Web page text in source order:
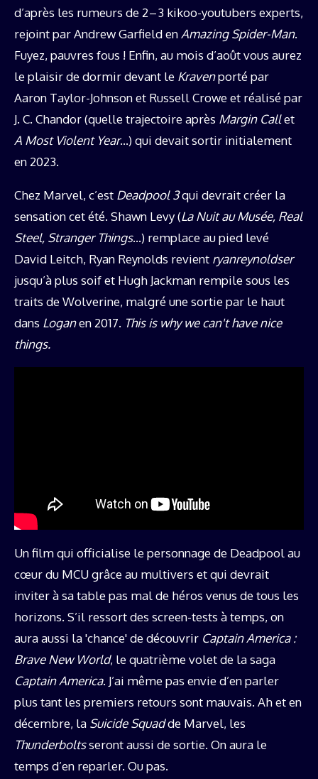
d’après les rumeurs de 2 – 3 kikoo-youtubers experts,
rejoint par Andrew Garfield enAmazing Spider-Man.
Fuyez, pauvres fous ! Enfin, au mois d’août vous aurez
le plaisir de dormir devant le Kravenporté par
Aaron Taylor-Johnson et Russell Crowe et réalisé par
J. C. Chandor (quelle trajectoire après Margin Callet
A Most Violent Year…) qui devait sortir initialement
en 2023.
Chez Marvel, c’est Deadpool 3qui devrait créer la
sensation cet été. Shawn Levy (La Nuit au Musée, Real
Steel, Stranger Things…) remplace au pied levé
David Leitch, Ryan Reynolds revient ryanreynoldser
jusqu’à plus soif et Hugh Jackman rempile sous les
traits de Wolverine, malgré une sortie par le haut
dans Loganen 2017. This is why we can't have nice
things.
Un film qui officialise le personnage de Deadpool au
cœur du MCU grâce au multivers et qui devrait
inviter à sa table pas mal de héros venus de tous les
horizons. S’il ressort des screen-tests à temps, on
aura aussi la 'chance' de découvrir Captain America :
Brave New World, le quatrième volet de la saga
Captain America. J’ai même pas envie d’en parler
plus tant les premiers retours sont mauvais. Ah et en
décembre, la Suicide Squadde Marvel, les
Thunderboltsseront aussi de sortie. On aura le
temps d’en reparler. Ou pas.